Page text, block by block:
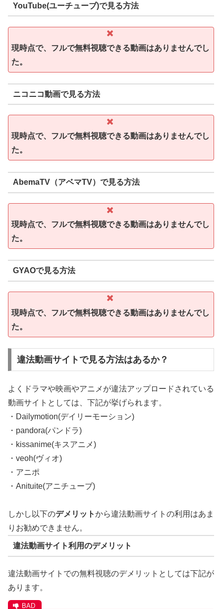
YouTube(ユーチューブ)で見る方法
現時点で、フルで無料視聴できる動画はありませんでし
た。
ニコニコ動画で見る方法
現時点で、フルで無料視聴できる動画はありませんでし
た。
AbemaTV（アベマTV）で見る方法
現時点で、フルで無料視聴できる動画はありませんでし
た。
GYAOで見る方法
現時点で、フルで無料視聴できる動画はありませんでし
た。
違法動画サイトで見る方法はあるか？
よくドラマや映画やアニメが違法アップロードされている
動画サイトとしては、下記が挙げられます。
・Dailymotion(デイリーモーション)
・pandora(パンドラ)
・kissanime(キスアニメ)
・veoh(ヴィオ)
・アニポ
・Anituite(アニチューブ)
しかし以下のデメリットから違法動画サイトの利用はあま
りお勧めできません。
違法動画サイト利用のデメリット
違法動画サイトでの無料視聴のデメリットとしては下記が
あります。